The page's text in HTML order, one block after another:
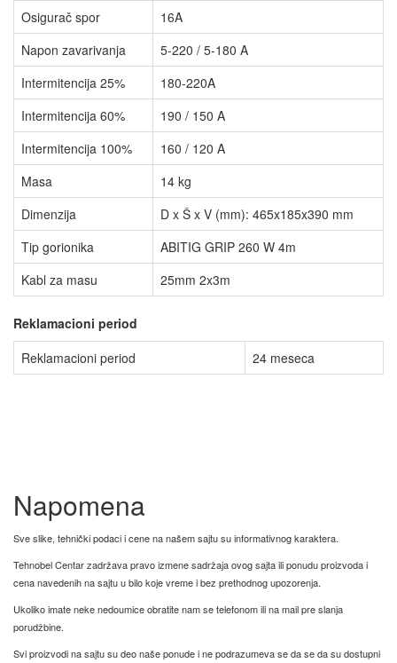
Osigurač spor
16A
Napon zavarivanja
5-220 / 5-180 A
Intermitencija 25%
180-220A
Intermitencija 60%
190 / 150 A
Intermitencija 100%
160 / 120 A
Masa
14 kg
Dimenzija
D x Š x V (mm): 465x185x390 mm
Tip gorionika
ABITIG GRIP 260 W 4m
Kabl za masu
25mm 2x3m
Reklamacioni period
Reklamacioni period
24 meseca
Napomena
Sve slike, tehnički podaci i cene na našem sajtu su informativnog karaktera.
Tehnobel Centar zadržava pravo izmene sadržaja ovog sajta ili ponudu proizvoda i
cena navedenih na sajtu u bilo koje vreme i bez prethodnog upozorenja.
Ukoliko imate neke nedoumice obratite nam se telefonom ili na mail pre slanja
porudžbine.
Svi proizvodi na sajtu su deo naše ponude i ne podrazumeva se da se da su dostupni